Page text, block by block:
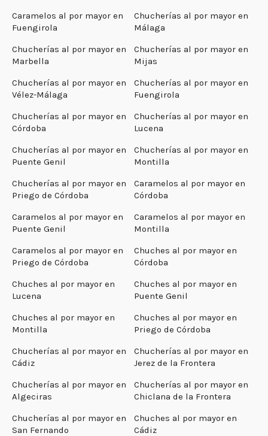
Caramelos al por mayor en
Fuengirola
Chucherías al por mayor en
Málaga
Chucherías al por mayor en
Marbella
Chucherías al por mayor en
Mijas
Chucherías al por mayor en
Vélez-Málaga
Chucherías al por mayor en
Fuengirola
Chucherías al por mayor en
Córdoba
Chucherías al por mayor en
Lucena
Chucherías al por mayor en
Puente Genil
Chucherías al por mayor en
Montilla
Chucherías al por mayor en
Priego de Córdoba
Caramelos al por mayor en
Córdoba
Caramelos al por mayor en
Puente Genil
Caramelos al por mayor en
Montilla
Caramelos al por mayor en
Priego de Córdoba
Chuches al por mayor en
Córdoba
Chuches al por mayor en
Lucena
Chuches al por mayor en
Puente Genil
Chuches al por mayor en
Montilla
Chuches al por mayor en
Priego de Córdoba
Chucherías al por mayor en
Cádiz
Chucherías al por mayor en
Jerez de la Frontera
Chucherías al por mayor en
Algeciras
Chucherías al por mayor en
Chiclana de la Frontera
Chucherías al por mayor en
San Fernando
Chuches al por mayor en
Cádiz